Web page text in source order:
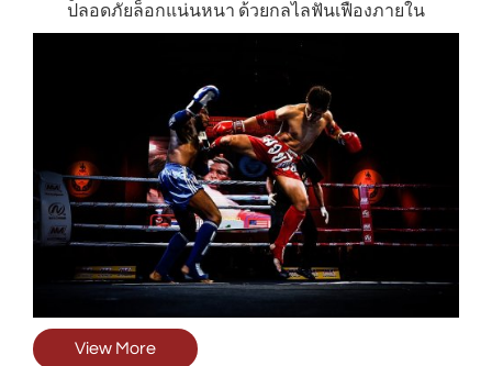
ปลอดภัยล็อกแน่นหนา ด้วยกลไลฟันเฟืองภายใน
View More